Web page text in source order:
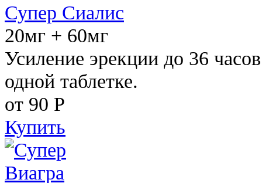
Супер Сиалис
20мг + 60мг
Усиление эрекции до 36
одной таблетке.
от 90 Р
Купить